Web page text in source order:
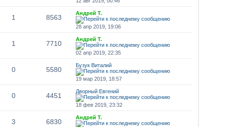
1 8563
Андрей Т.
28 апр 2019, 19:06
1 7710
Андрей Т.
02 апр 2019, 22:35
0 5580
Бузук Виталий
19 мар 2019, 18:57
0 4451
Дворный Евгений
18 фев 2019, 23:32
3 6830
Андрей Т.